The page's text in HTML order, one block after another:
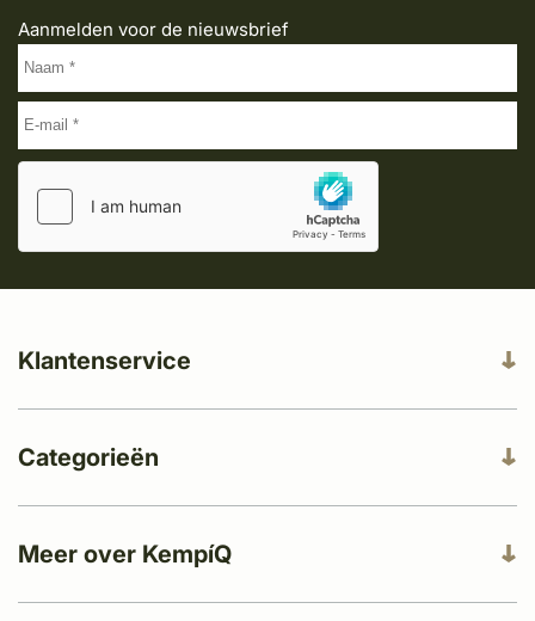
Aanmelden voor de nieuwsbrief
Meer over KempíQ
Klantenservice
Categorieën